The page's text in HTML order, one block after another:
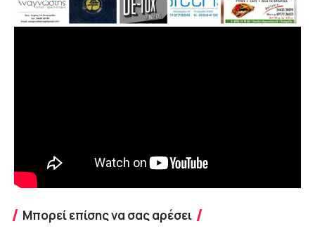
Μπορεί επίσης να σας αρέσει